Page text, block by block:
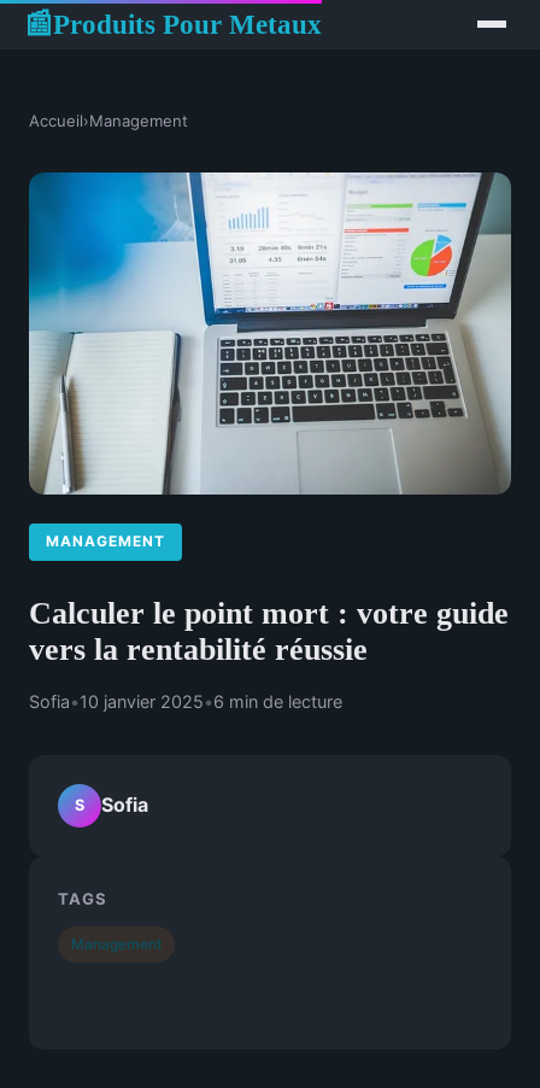
📰Produits Pour Metaux
Accueil›Management
MANAGEMENT
Calculer le point mort : votre guide
vers la rentabilité réussie
Sofia•10 janvier 2025•6 min de lecture
S Sofia
TAGS
Management